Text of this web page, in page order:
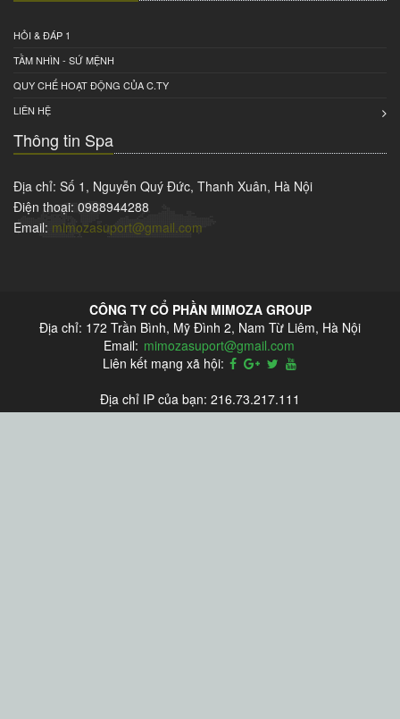
HỎI & ĐÁP 1
TẦM NHÌN - SỨ MỆNH
QUY CHẾ HOẠT ĐỘNG CỦA C.TY
LIÊN HỆ
Thông tin Spa
Địa chỉ: Số 1, Nguyễn Quý Đức, Thanh Xuân, Hà Nội
Điện thoại: 0988944288
Email: mimozasuport@gmail.com
CÔNG TY CỔ PHẦN MIMOZA GROUP
Địa chỉ: 172 Trần Bình, Mỹ Đình 2, Nam Từ Liêm, Hà Nội
Email: mimozasuport@gmail.com
Liên kết mạng xã hội:
Địa chỉ IP của bạn: 216.73.217.111